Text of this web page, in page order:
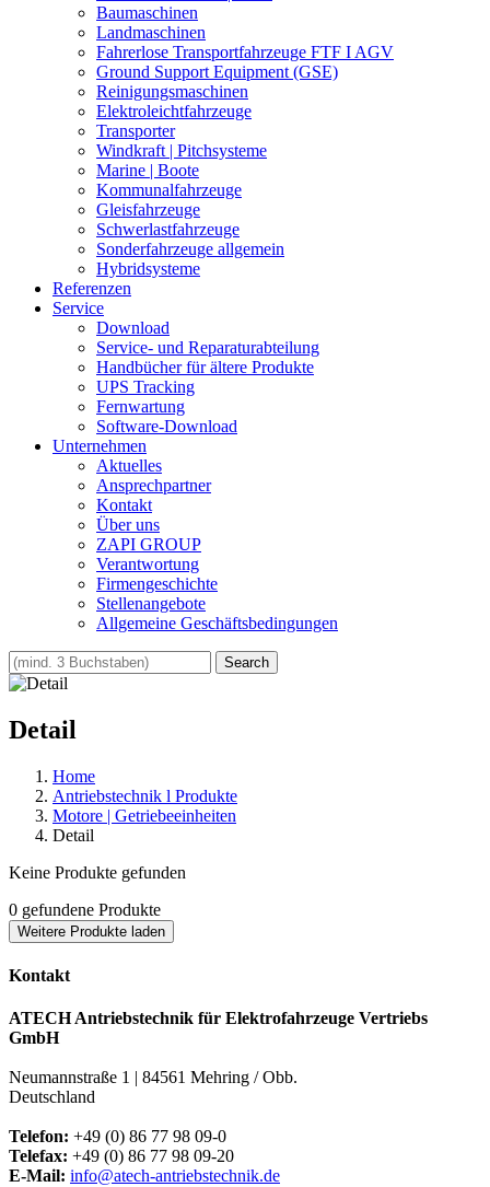
Baumaschinen
Landmaschinen
Fahrerlose Transportfahrzeuge FTF I AGV
Ground Support Equipment (GSE)
Reinigungsmaschinen
Elektroleichtfahrzeuge
Transporter
Windkraft | Pitchsysteme
Marine | Boote
Kommunalfahrzeuge
Gleisfahrzeuge
Schwerlastfahrzeuge
Sonderfahrzeuge allgemein
Hybridsysteme
Referenzen
Service
Download
Service- und Reparaturabteilung
Handbücher für ältere Produkte
UPS Tracking
Fernwartung
Software-Download
Unternehmen
Aktuelles
Ansprechpartner
Kontakt
Über uns
ZAPI GROUP
Verantwortung
Firmengeschichte
Stellenangebote
Allgemeine Geschäftsbedingungen
Detail
Home
Antriebstechnik l Produkte
Motore | Getriebeeinheiten
Detail
Keine Produkte gefunden
0 gefundene Produkte
Weitere Produkte laden
Kontakt
ATECH Antriebstechnik für Elektrofahrzeuge Vertriebs
GmbH
Neumannstraße 1 | 84561 Mehring / Obb.
Deutschland
Telefon: +49 (0) 86 77 98 09-0
Telefax: +49 (0) 86 77 98 09-20
E-Mail: info@atech-antriebstechnik.de